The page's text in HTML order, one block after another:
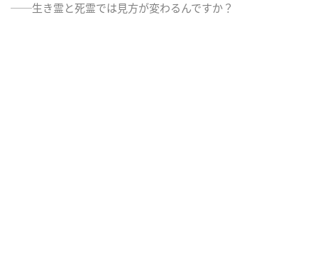
──生き霊と死霊では見方が変わるんですか？